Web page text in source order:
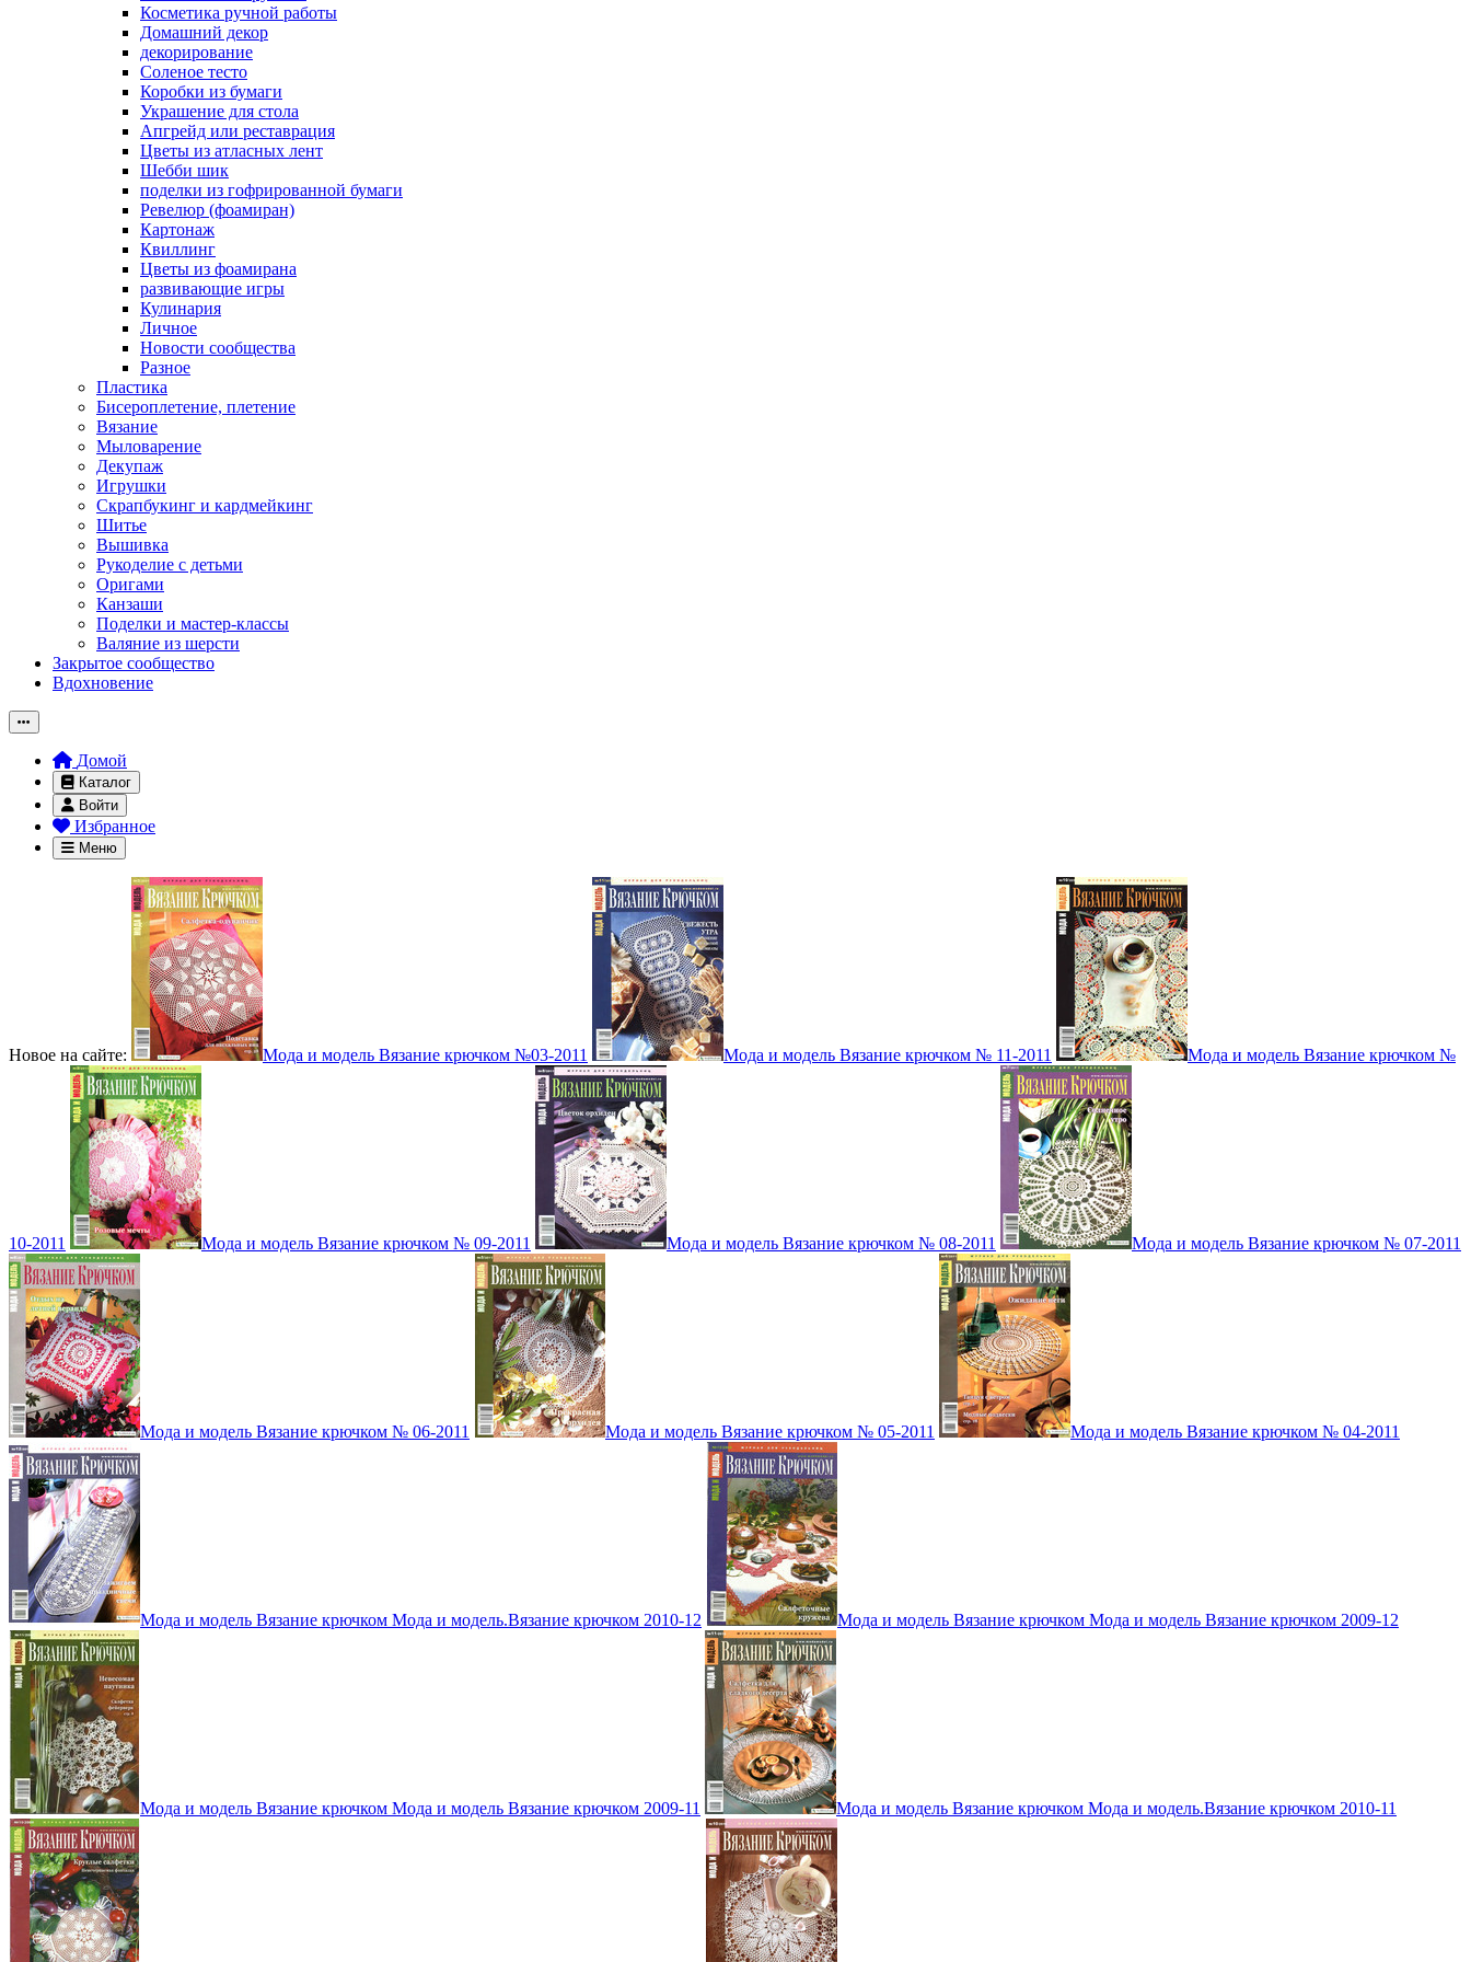
Косметика ручной работы
Домашний декор
декорирование
Соленое тесто
Коробки из бумаги
Украшение для стола
Апгрейд или реставрация
Цветы из атласных лент
Шебби шик
поделки из гофрированной бумаги
Ревелюр (фоамиран)
Картонаж
Квиллинг
Цветы из фоамирана
развивающие игры
Кулинария
Личное
Новости сообщества
Разное
Пластика
Бисероплетение, плетение
Вязание
Мыловарение
Декупаж
Игрушки
Скрапбукинг и кардмейкинг
Шитье
Вышивка
Рукоделие с детьми
Оригами
Канзаши
Поделки и мастер-классы
Валяние из шерсти
Закрытое сообщество
Вдохновение
Домой
Каталог
Войти
Избранное
Меню
Новое на сайте: Мода и модель Вязание крючком №03-2011 Мода и модель Вязание крючком № 11-2011 Мода и модель Вязание крючком №
10-2011 Мода и модель Вязание крючком № 09-2011 Мода и модель Вязание крючком № 08-2011 Мода и модель Вязание крючком № 07-2011
Мода и модель Вязание крючком № 06-2011 Мода и модель Вязание крючком № 05-2011 Мода и модель Вязание крючком № 04-2011
Мода и модель Вязание крючком Мода и модель.Вязание крючком 2010-12 Мода и модель Вязание крючком Мода и модель Вязание крючком 2009-12
Мода и модель Вязание крючком Мода и модель Вязание крючком 2009-11 Мода и модель Вязание крючком Мода и модель.Вязание крючком 2010-11